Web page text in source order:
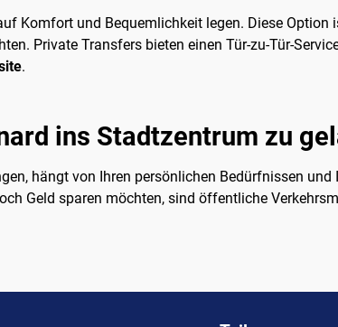
Komfort und Bequemlichkeit legen. Diese
Private Transfers bieten einen Tür-zu-Tür-
.
ins Stadtzentrum zu
hängt von Ihren persönlichen Bedürfnissen
Geld sparen möchten, sind öffentliche